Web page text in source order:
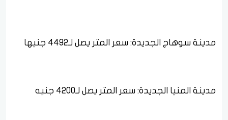
مدينة سوهاج الجديدة: سعر المتر يصل لـ4492 جنيها
مدينة المنيا الجديدة: سعر المتر يصل لـ4200 جنيه